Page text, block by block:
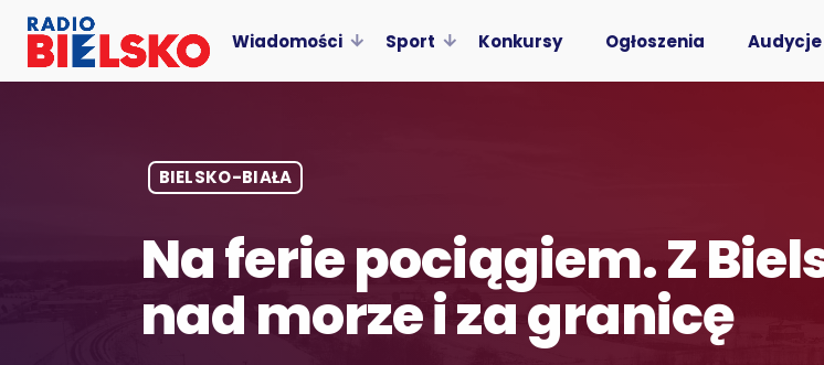
Wiadomości Sport Konkursy Ogłoszenia Audycje
BIELSKO-BIAŁA
Na ferie pociągiem. Z
nad morze i za granicę